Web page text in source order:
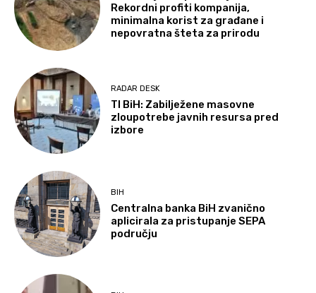
Rekordni profiti kompanija,
minimalna korist za građane i
nepovratna šteta za prirodu
RADAR DESK
TI BiH: Zabilježene masovne
zloupotrebe javnih resursa pred
izbore
BIH
Centralna banka BiH zvanično
aplicirala za pristupanje SEPA
području